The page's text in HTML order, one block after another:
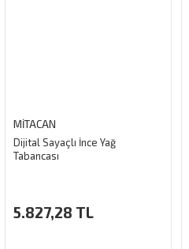
MİTACAN
Dijital Sayaçlı İnce Yağ
Tabancası
5.827,28 TL